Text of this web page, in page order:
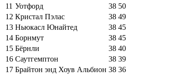
11 Уотфорд 38 50
12 Кристал Пэлас 38 49
13 Ньюкасл Юнайтед 38 45
14 Борнмут 38 45
15 Бёрнли 38 40
16 Саутгемптон 38 39
17 Брайтон энд Хоув Альбион 38 36